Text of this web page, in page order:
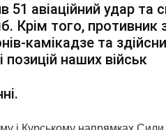
51 авіаційний удар та
Крім того, противник
камікадзе та
позицій наших військ